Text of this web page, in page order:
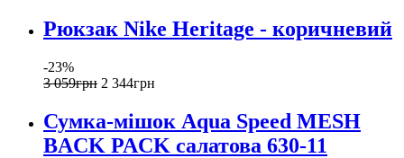
Рюкзак Nike Heritage - коричневий
-23%
3 059грн 2 344грн
Сумка-мішок Aqua Speed MESH
BACK PACK салатова 630-11